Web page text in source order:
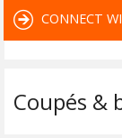
CONNECT
Coupés &